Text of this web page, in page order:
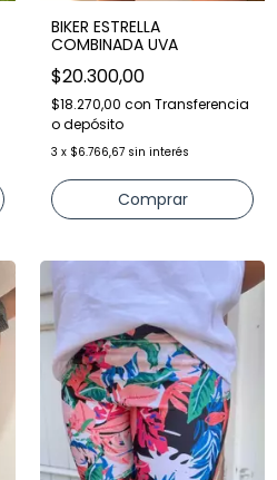
BIKER ESTRELLA
COMBINADA UVA
$20.300,00
$18.270,00 con Transferencia
o depósito
3 x $6.766,67 sin interés
Comprar